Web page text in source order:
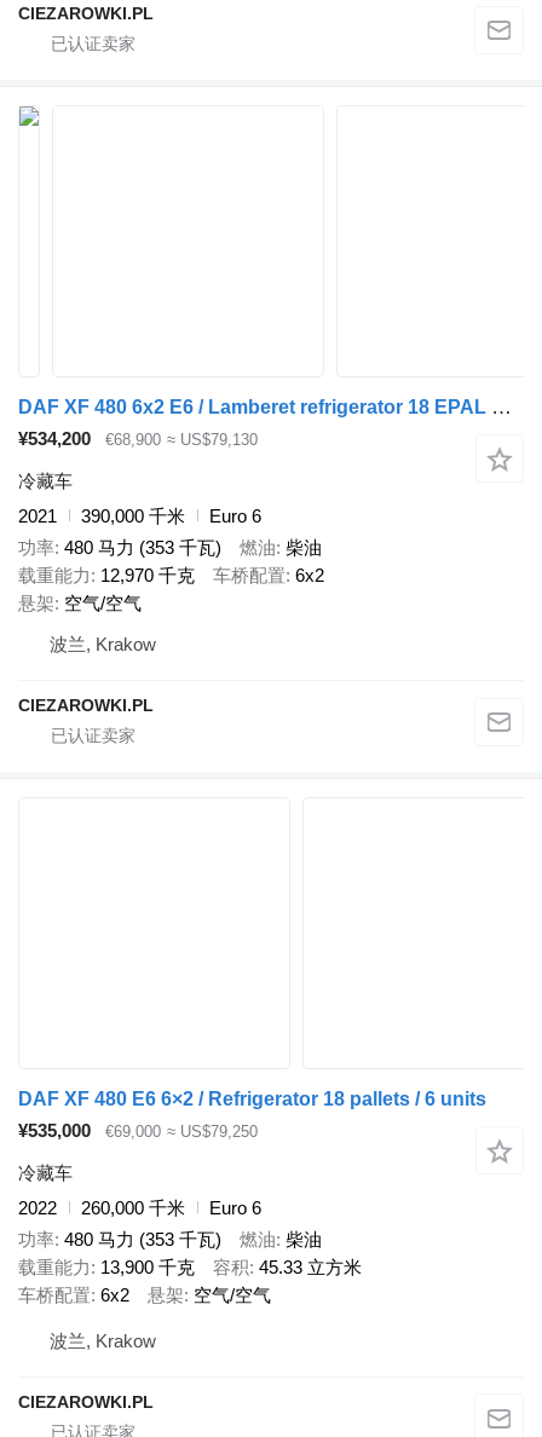
CIEZAROWKI.PL
DAF XF 480 6x2 E6 / Lamberet refrigerator 18 EPAL Multitemperature /
¥534,200 €68,900 ≈ US$79,130
冷藏车
2021
390,000 千米
Euro 6
功率 480 马力 (353 千瓦) 燃油 柴油
载重能力
12,970 千克 车桥配置 6x2
悬架 空气/空气
波兰, Krakow
CIEZAROWKI.PL
DAF XF 480 E6 6×2 / Refrigerator 18 pallets / 6 units
¥535,000
€69,000 ≈ US$79,250
冷藏车
2022
260,000 千米
Euro 6
功率 480 马力 (353 千瓦) 燃油 柴油
载重能力
13,900 千克 容积 45.33 立方米
车桥配置 6x2 悬架 空气/空气
波兰, Krakow
CIEZAROWKI.PL